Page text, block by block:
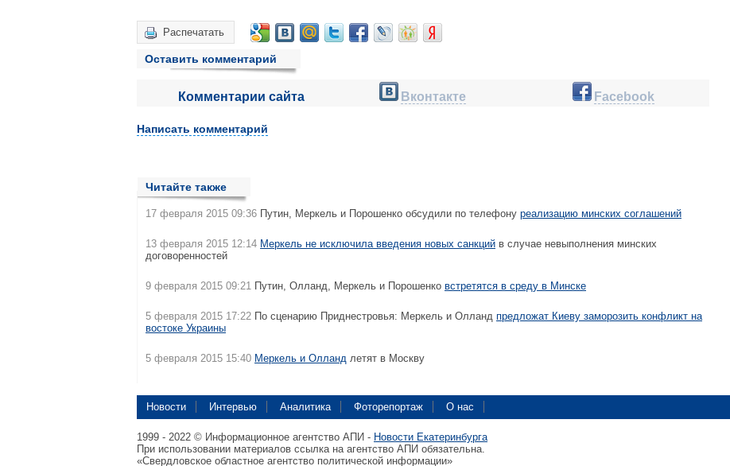
Распечатать
Оставить комментарий
Комментарии сайта Вконтакте Facebook
Написать комментарий
Читайте также
17 февраля 2015 09:36 Путин, Меркель и Порошенко обсудили по телефону реализацию минских соглашений
13 февраля 2015 12:14 Меркель не исключила введения новых санкций в случае невыполнения минских
договоренностей
9 февраля 2015 09:21 Путин, Олланд, Меркель и Порошенко встретятся в среду в Минске
5 февраля 2015 17:22 По сценарию Приднестровья: Меркель и Олланд предложат Киеву заморозить конфликт на
востоке Украины
5 февраля 2015 15:40 Меркель и Олланд летят в Москву
Новости Интервью Аналитика Фоторепортаж О нас
1999 - 2022 © Информационное агентство АПИ - Новости Екатеринбурга
При использовании материалов ссылка на агентство АПИ обязательна.
«Свердловское областное агентство политической информации»